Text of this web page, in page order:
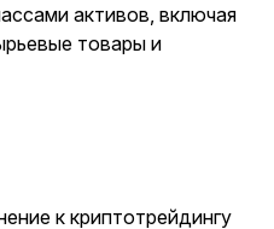
активов, включая
товары и
к криптотрейдингу